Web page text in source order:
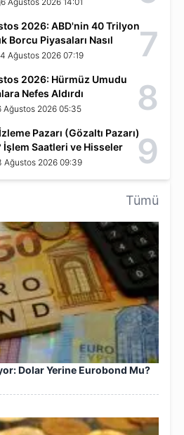
Tümü
Dolar Yerine Eurobond Mu?
2026: ABD'nin 40 Trilyon
Borcu Piyasaları Nasıl
4 Ağustos 2026 07:19 7
2026: Hürmüz Umudu
Nefes Aldırdı
Ağustos 2026 05:35 8
Pazarı (Gözaltı Pazarı)
İşlem Saatleri ve Hisseler
Ağustos 2026 09:39 9